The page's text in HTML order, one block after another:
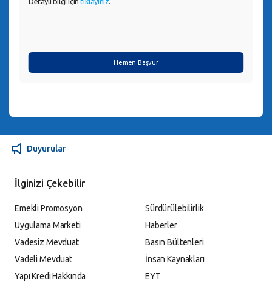
Hemen Başvur
Duyurular
İlginizi Çekebilir
Emekli Promosyon
Uygulama Marketi
Vadesiz Mevduat
Vadeli Mevduat
Yapı Kredi Hakkında
Sürdürülebilirlik
Haberler
Basın Bültenleri
İnsan Kaynakları
EYT